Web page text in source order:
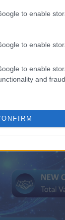
to enable
to enable
to enable
and